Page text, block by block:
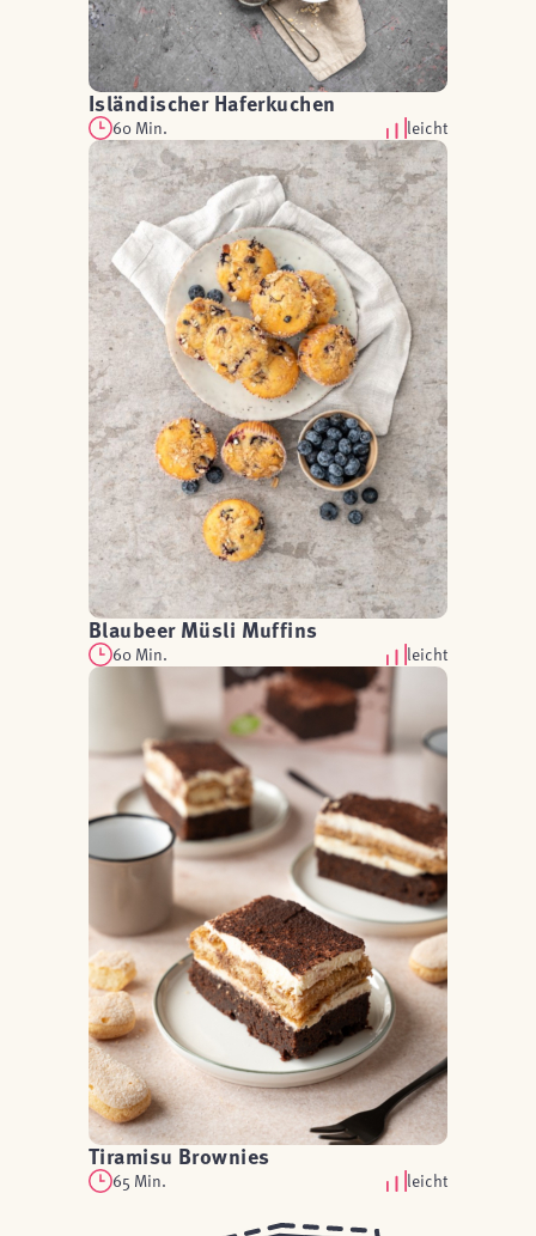
Isländischer Haferkuchen
60 Min. leicht
Blaubeer Müsli Muffins
60 Min. leicht
Tiramisu Brownies
65 Min. leicht